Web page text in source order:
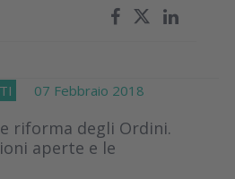
07 Febbraio 2018
riforma degli Ordini.
aperte e le